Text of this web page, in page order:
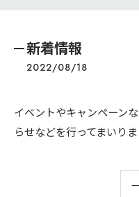
新着情報
2022/08/18
イベントやキャンペーン
らせなどを行ってまいりま